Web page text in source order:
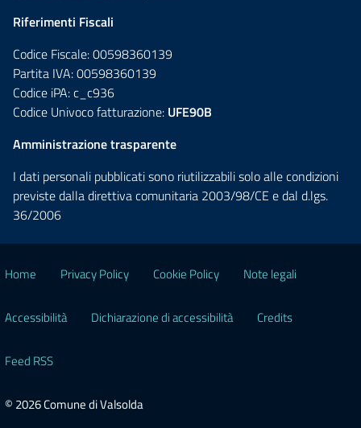
Riferimenti Fiscali
Codice Fiscale: 00598360139
Partita IVA: 00598360139
Codice iPA: c_c936
Codice Univoco fatturazione: UFE90B
Amministrazione trasparente
I dati personali pubblicati sono riutilizzabili solo alle condizioni
previste dalla direttiva comunitaria 2003/98/CE e dal d.lgs.
36/2006
Home Privacy Policy Cookie Policy Note legali
Accessibilità Dichiarazione di accessibilità Credits
Feed RSS
© 2026 Comune di Valsolda